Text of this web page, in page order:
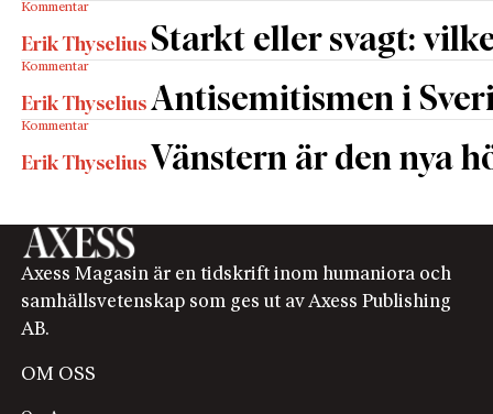
Kommentar
Erik Thyselius Starkt eller svagt:
Kommentar
Erik Thyselius Antisemitismen i
Kommentar
Erik Thyselius Vänstern är den nya
Axess Magasin är en tidskrift inom humaniora och
samhällsvetenskap som ges ut av Axess Publishing
AB.
OM OSS